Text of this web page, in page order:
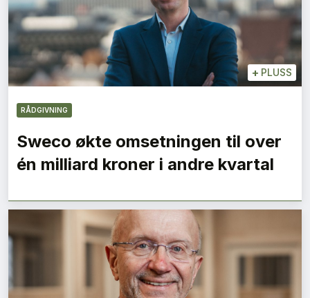
+ PLUSS
RÅDGIVNING
Sweco økte omsetningen til over
én milliard kroner i andre kvartal